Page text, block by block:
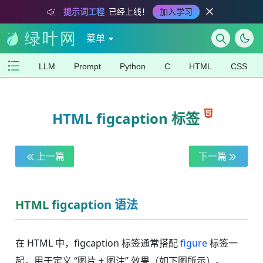
提示词工程 已经上线！ 加入学习
菜单
LLM Prompt Python C HTML CSS
HTML figcaption 标签
上一篇 下一篇
HTML figcaption 语法
在 HTML 中，figcaption 标签通常搭配figure标签一